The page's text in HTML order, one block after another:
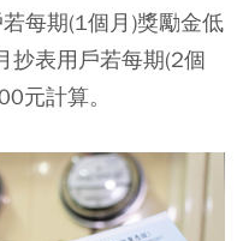
每期(1個月)獎勵金低
抄表用戶若每期(2個
元計算。